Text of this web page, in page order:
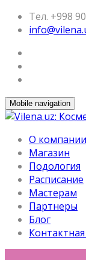
Тел. +998
Mobile navigation
О компании
Магазин
Подология
Расписание
Мастерам
Партнеры
Блог